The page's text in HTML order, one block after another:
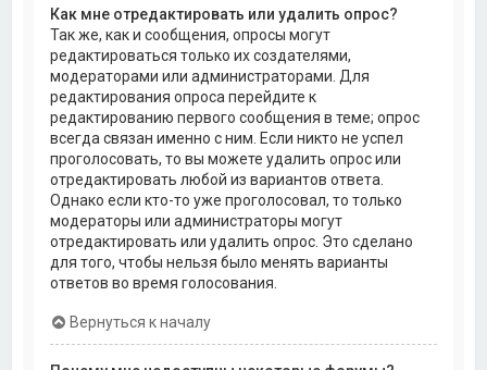
Как мне отредактировать или удалить опрос?
Так же, как и сообщения, опросы могут
редактироваться только их создателями,
модераторами или администраторами. Для
редактирования опроса перейдите к
редактированию первого сообщения в теме; опрос
всегда связан именно с ним. Если никто не успел
проголосовать, то вы можете удалить опрос или
отредактировать любой из вариантов ответа.
Однако если кто-то уже проголосовал, то только
модераторы или администраторы могут
отредактировать или удалить опрос. Это сделано
для того, чтобы нельзя было менять варианты
ответов во время голосования.
Вернуться к началу